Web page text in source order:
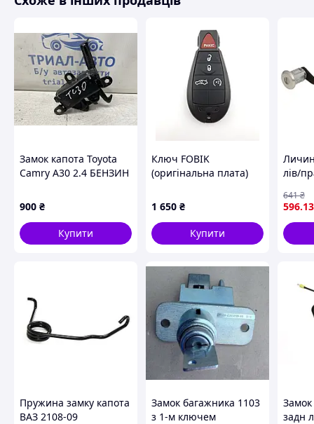
Замок капота Toyota
Camry A30 2.4 БЕНЗИН
900 ₴
Купити
Ключ FOBIK
(оригінальна плата)
ID46 433.92 MHz
M3N5WY783X PCF7941
1 650 ₴
Купити
лів/
BLIC
596.13
641₴
Пружина замку капота
ВАЗ 2108-09
Замок багажника 1103
з 1-м ключем
задн